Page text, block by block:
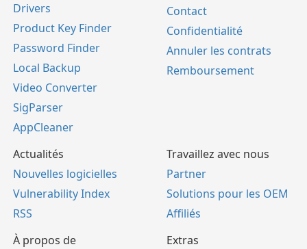
Drivers
Product Key Finder
Password Finder
Local Backup
Video Converter
SigParser
AppCleaner
Contact
Confidentialité
Annuler les contrats
Remboursement
Actualités
Nouvelles logicielles
Vulnerability Index
RSS
Travaillez avec nous
Partner
Solutions pour les OEM
Affiliés
À propos de
Extras